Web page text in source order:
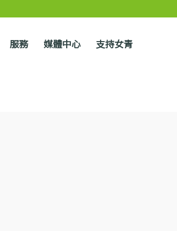
服務 媒體中心 支持女青